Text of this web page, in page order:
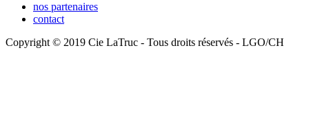
nos partenaires
contact
Copyright © 2019 Cie LaTruc - Tous droits réservés - LGO/CH